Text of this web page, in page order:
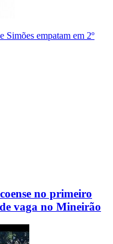
empatam em 2º
no primeiro
vaga no Mineirão